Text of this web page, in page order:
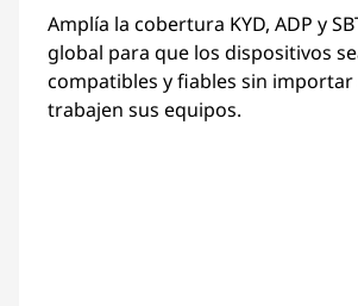
Amplía la cobertura KYD, ADP y
global para que los dispositivos
compatibles y fiables sin
trabajen sus equipos.